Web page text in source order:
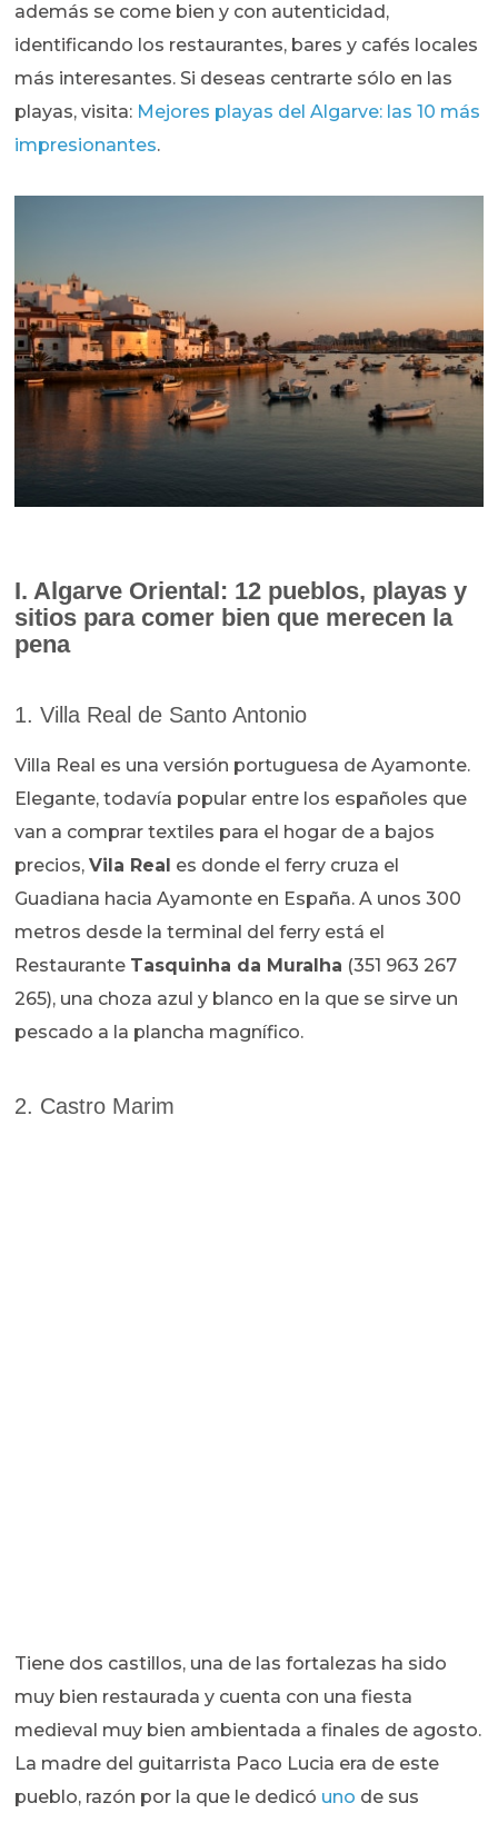
además se come bien y con autenticidad,
identificando los restaurantes, bares y cafés locales
más interesantes. Si deseas centrarte sólo en las
playas, visita: Mejores playas del Algarve: las 10 más
impresionantes.
I. Algarve Oriental: 12 pueblos, playas y
sitios para comer bien que merecen la
pena
1. Villa Real de Santo Antonio
Villa Real es una versión portuguesa de Ayamonte.
Elegante, todavía popular entre los españoles que
van a comprar textiles para el hogar de a bajos
precios,Vila Real es donde el ferry cruza el
Guadiana hacia Ayamonte en España. A unos 300
metros desde la terminal del ferry está el
Restaurante Tasquinha da Muralha (351 963 267
265), una choza azul y blanco en la que se sirve un
pescado a la plancha magnífico.
2. Castro Marim
Tiene dos castillos, una de las fortalezas ha sido
muy bien restaurada y cuenta con una fiesta
medieval muy bien ambientada a finales de agosto.
La madre del guitarrista Paco Lucia era de este
pueblo, razón por la que le dedicó uno de sus